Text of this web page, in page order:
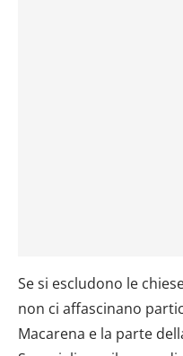
Se si escludono le
non ci affascinano
Macarena e la parte